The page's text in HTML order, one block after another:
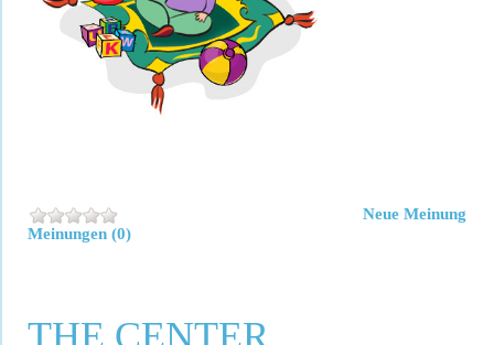
Meinungen (0)
Neue Meinung
THE CENTER